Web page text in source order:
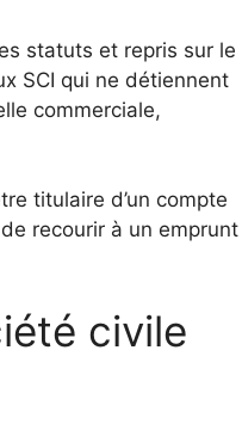
statuts et repris sur le
SCI qui ne détiennent
commerciale,
titulaire d’un compte
recourir à un emprunt
civile